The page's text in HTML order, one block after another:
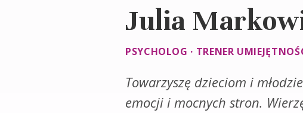
Julia
PSYCHOLOG · TRENER
Towarzyszę dzieciom i
emocji i mocnych stron.